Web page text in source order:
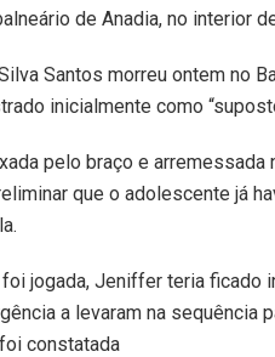
de Anadia, no interior
Santos morreu ontem no
inicialmente como
pelo braço e arremessada
que o adolescente já
jogada, Jeniffer teria ficado
a levaram na sequência
constatada